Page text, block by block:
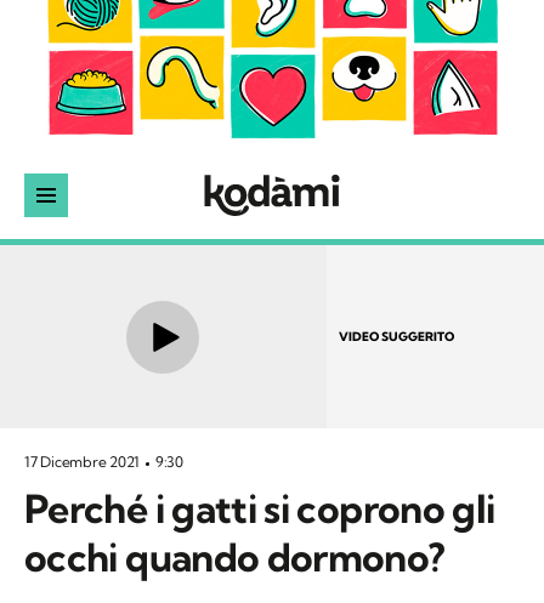
VIDEO SUGGERITO
17 Dicembre 2021 9:30
Perché i gatti si coprono gli
occhi quando dormono?